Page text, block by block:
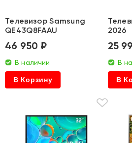
Телевизор Samsung
QE43Q8FAAU
46 950 ₽
В наличии
В Корзину
2026
25
В
В